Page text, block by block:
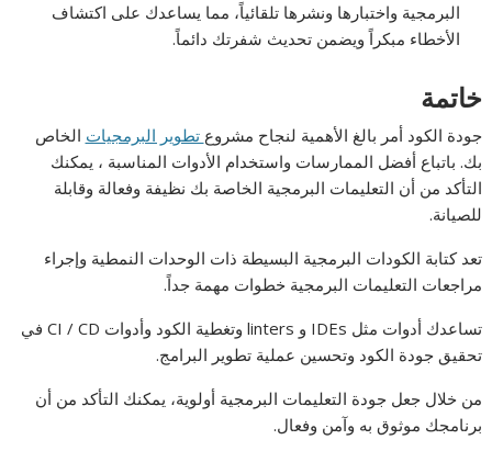
البرمجية واختبارها ونشرها تلقائياً، مما يساعدك على اكتشاف
الأخطاء مبكراً ويضمن تحديث شفرتك دائماً.
خاتمة
جودة الكود أمر بالغ الأهمية لنجاح مشروع تطوير البرمجيات الخاص
بك. باتباع أفضل الممارسات واستخدام الأدوات المناسبة ، يمكنك
التأكد من أن التعليمات البرمجية الخاصة بك نظيفة وفعالة وقابلة
للصيانة.
تعد كتابة الكودات البرمجية البسيطة ذات الوحدات النمطية وإجراء
مراجعات التعليمات البرمجية خطوات مهمة جداً.
تساعدك أدوات مثل IDEs و linters وتغطية الكود وأدوات CI / CD في
تحقيق جودة الكود وتحسين عملية تطوير البرامج.
من خلال جعل جودة التعليمات البرمجية أولوية، يمكنك التأكد من أن
برنامجك موثوق به وآمن وفعال.